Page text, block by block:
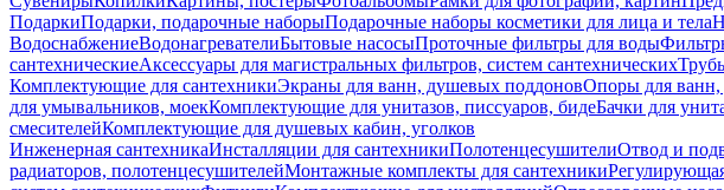
ПодаркиПодарки, подарочные наборыПодарочные наборы косметики для лица и тела
ВодоснабжениеВодонагревателиБытовые насосыПроточные фильтры для воды
сантехническиеАксессуары для магистральных фильтров, систем сантехнических
Комплектующие для сантехникиЭкраны для ванн, душевых поддоновОпоры для
для умывальников, моекКомплектующие для унитазов, писсуаров, бидеБачки для
смесителейКомплектующие для душевых кабин, уголков
Инженерная сантехникаИнсталляции для сантехникиПолотенцесушителиОтвод и
радиаторов, полотенцесушителейМонтажные комплекты для сантехники